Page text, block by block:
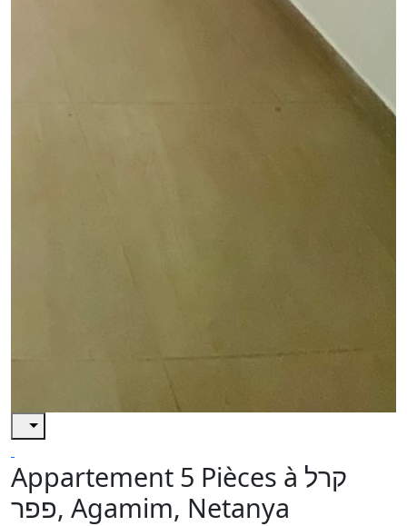
Appartement 5 Pièces à קרל
פפר, Agamim, Netanya